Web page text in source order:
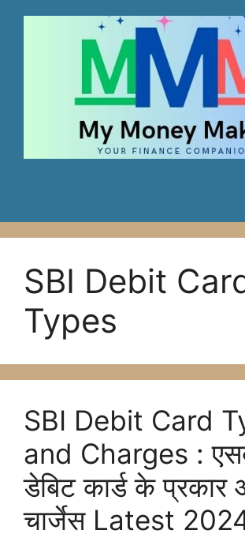
SBI Debit
Types
SBI Debit Card
and Charges :
डेबिट कार्ड के प्रकार
चार्जेस Latest